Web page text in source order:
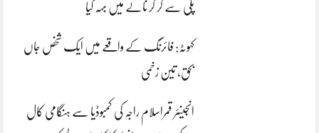
پلی سے گر کر نالے میں بہہ گیا
کہوٹہ: فائرنگ کے واقعے میں ایک شخص جاں
بحق، تین زخمی
انجینئر قمراسلام راجہ کی کمبوڈیا سے ہنگامی کال